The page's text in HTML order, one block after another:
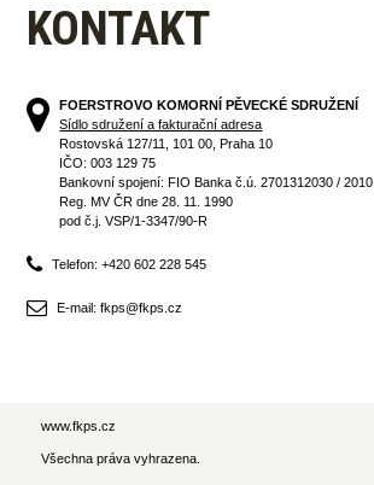
KONTAKT
FOERSTROVO KOMORNÍ PĚVECKÉ SDRUŽENÍ
Sídlo sdružení a fakturační adresa
Rostovská 127/11, 101 00, Praha 10
IČO: 003 129 75
Bankovní spojení: FIO Banka č.ú. 2701312030 / 2010
Reg. MV ČR dne 28. 11. 1990
pod č.j. VSP/1-3347/90-R
Telefon: +420 602 228 545
E-mail: fkps@fkps.cz
www.fkps.cz
Všechna práva vyhrazena.